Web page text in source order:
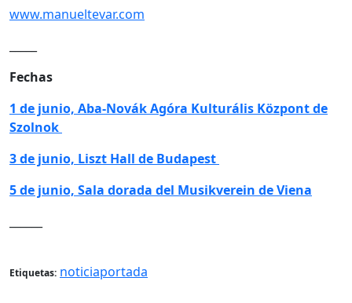
www.manueltevar.com
Fechas
1 de junio, Aba-Novák Agóra Kulturális Központ de
Szolnok
3 de junio, Liszt Hall de Budapest
5 de junio, Sala dorada del Musikverein de Viena
Etiquetas: noticiaportada